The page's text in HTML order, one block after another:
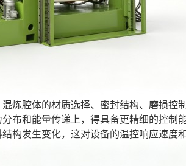
炼腔体的材质选择、密封结构、磨损控
布和能量传递上，得具备更精细的控制
构发生变化，这对设备的温控响应速度